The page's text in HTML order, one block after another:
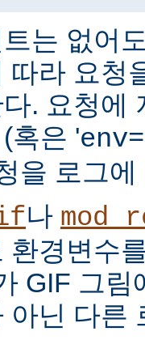
는 없어
따라 요청
. 요청에
혹은 '
을 로그
나
환경변수
GIF 그
아닌 다른